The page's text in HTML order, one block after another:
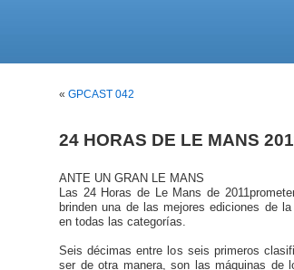
« GPCAST 042
24 HORAS DE LE MANS
ANTE UN GRAN LE MANS
Las 24 Horas de Le Mans de
brinden una de las mejores ediciones de
en todas las categorías.
Seis décimas entre los seis primeros
ser de otra manera, son las máquinas de